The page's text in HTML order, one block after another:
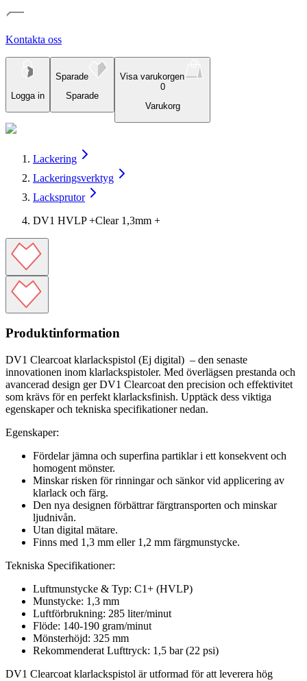
Kontakta oss
Logga in
Sparade
Sparade
Visa varukorgen
0
Varukorg
Lackering
Lackeringsverktyg
Lacksprutor
DV1 HVLP +Clear 1,3mm +
Produktinformation
DV1 Clearcoat klarlackspistol (Ej digital) – den senaste
innovationen inom klarlackspistoler. Med överlägsen prestanda och
avancerad design ger DV1 Clearcoat den precision och effektivitet
som krävs för en perfekt klarlacksfinish. Upptäck dess viktiga
egenskaper och tekniska specifikationer nedan.
Egenskaper:
Fördelar jämna och superfina partiklar i ett konsekvent och
homogent mönster.
Minskar risken för rinningar och sänkor vid applicering av
klarlack och färg.
Den nya designen förbättrar färgtransporten och minskar
ljudnivån.
Utan digital mätare.
Finns med 1,3 mm eller 1,2 mm färgmunstycke.
Tekniska Specifikationer:
Luftmunstycke & Typ: C1+ (HVLP)
Munstycke: 1,3 mm
Luftförbrukning: 285 liter/minut
Flöde: 140-190 gram/minut
Mönsterhöjd: 325 mm
Rekommenderat Lufttryck: 1,5 bar (22 psi)
DV1 Clearcoat klarlackspistol är utformad för att leverera hög